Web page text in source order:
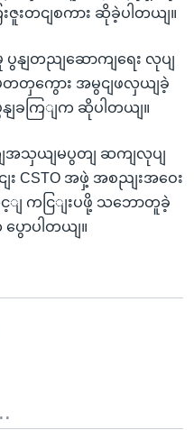
ဇူးတငျစကား ဆိုခဲ့ပါတယျ။
ပွနျတညျဆောကျရေး လုပျ
တှကွေား အမွငျဖလှယျခဲ့
ျခကြျက ဆိုပါတယျ။
ျအသှယျမပွတျ ဆကျလုပျ
CSTO အဖှဲ့ အစညျးအဝေး
ကငြျးပဖို့ သဘောတူခဲ့
ောပါတယျ။